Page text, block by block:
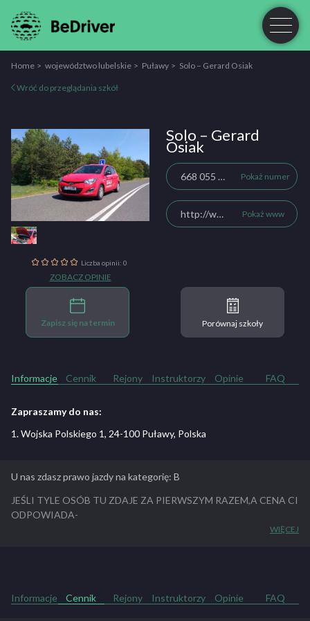
Home województwo lubelskie Puławy Solo – Gerard Osiak
Wróć do przeglądania szkół
Liczba opinii: 0
ZOBACZ OPINIE
Solo – Gerard
Osiak
668 055 451 Pokaż numer
http://www.solo.entro.pl/ Pokaż www
Zapisz się na termin Porównaj szkoły
Informacje Cennik Rejony Instruktorzy Opinie FAQ
Zapraszamy do nas:
1. Wojska Polskiego 1, 24-100 Puławy, Polska
U nas zdasz prawo jazdy na kategorię: B
JEŚLI TYLE OSÓB TU ZDAJE ZA PIERWSZYM RAZEM,A CENA CI
ODPOWIADA-
– BADANIA LEKARSKIE SZYBKO I TYLKO DLA CIEBIE
WIĘCEJ
Informacje Cennik Rejony Instruktorzy Opinie FAQ